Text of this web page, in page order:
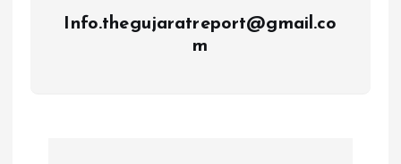
Info.thegujaratreport@gmail.co
m